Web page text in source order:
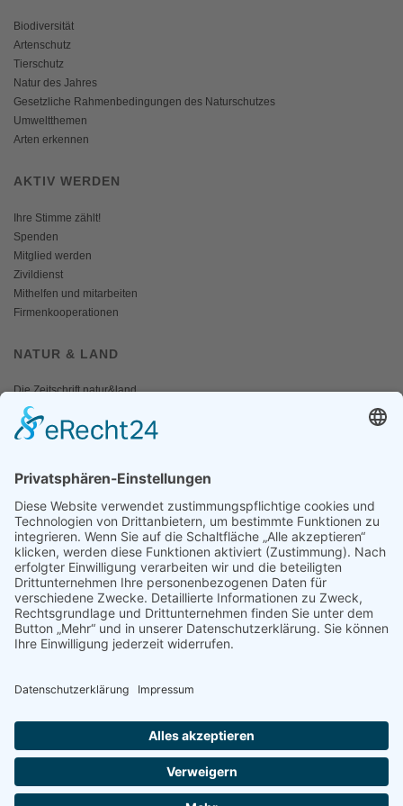
Biodiversität
Artenschutz
Tierschutz
Natur des Jahres
Gesetzliche Rahmenbedingungen des Naturschutzes
Umweltthemen
Arten erkennen
AKTIV WERDEN
Ihre Stimme zählt!
Spenden
Mitglied werden
Zivildienst
Mithelfen und mitarbeiten
Firmenkooperationen
NATUR & LAND
Die Zeitschrift natur&land
Archiv
Mediadaten
Fotos und Logos
Presseaussendungen
Presse
Presseinformationen abonnieren
ÜBER UNS
Naturschutzbund
Naturschutzjugend
Sponsoren & Partner
Impressum